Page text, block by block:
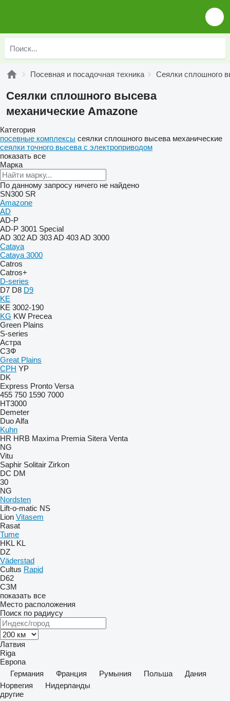
Посевная и посадочная техника Сеялки сплошного
Сеялки сплошного высева
механические Amazone
Категория
посевные комплексы сеялки сплошного высева механические
сеялки точного высева с электроприводом
показать все
Марка
По данному запросу ничего не найдено
SN300 SR
Amazone
AD
AD-P
AD-P 3001 Special
AD 302AD 303AD 403AD 3000
Cataya
Cataya 3000
Catros
Catros+
D-series
D7 D8 D9
KE
KE 3002-190
KG KW Precea
Green Plains
S-series
Астра
СЗФ
Great Plains
CPH YP
DK
Express Pronto Versa
455 750 1590 7000
HT3000
Demeter
Duo Alfa
Kuhn
HR HRB Maxima Premia Sitera Venta
NG
Vitu
Saphir Solitair Zirkon
DC DM
30
NG
Nordsten
Lift-o-matic NS
Lion Vitasem
Rasat
Tume
HKL KL
DZ
Väderstad
Cultus Rapid
D62
СЗМ
показать все
Место расположения
Поиск по радиусу
Латвия
Riga
Европа
Германия
Франция Румыния Польша
Дания
Норвегия
Нидерланды
другие